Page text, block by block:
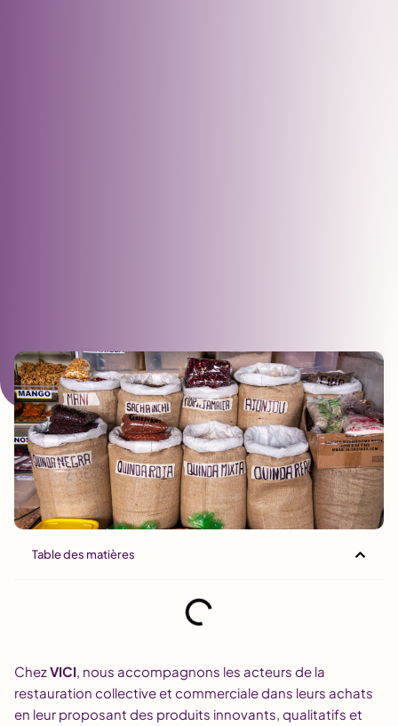
Table des matières
ChezVICI, nous accompagnons les acteurs de la
restauration collective et commerciale dans leurs achats
en leur proposant des produits innovants, qualitatifs et